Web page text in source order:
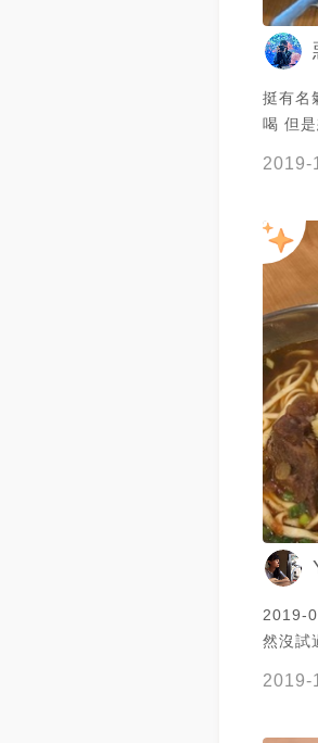
挺有名
喝 但
大塊但
有點
海鮮
#新竹
2019-
2019-
然沒試
2019-